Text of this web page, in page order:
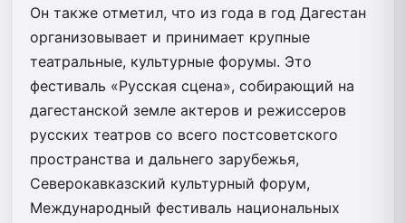
Он также отметил, что из года в год Дагестан
организовывает и принимает крупные
театральные, культурные форумы. Это
фестиваль «Русская сцена», собирающий на
дагестанской земле актеров и режиссеров
русских театров со всего постсоветского
пространства и дальнего зарубежья,
Северокавказский культурный форум,
Международный фестиваль национальных